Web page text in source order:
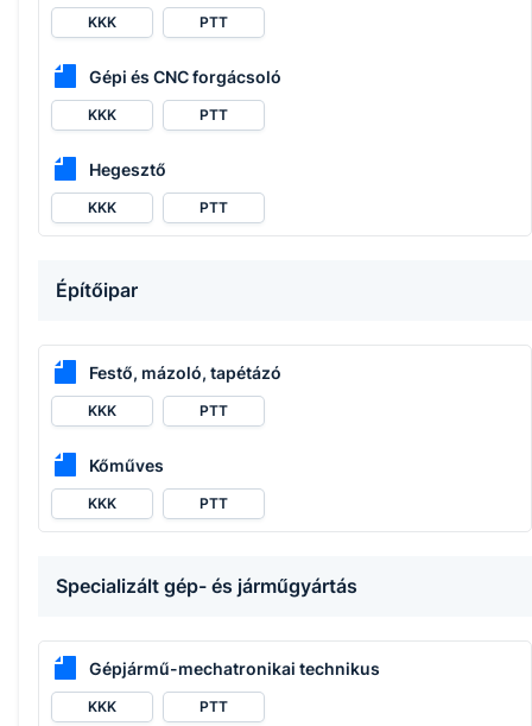
KKK PTT
Gépi és CNC forgácsoló
KKK PTT
Hegesztő
KKK PTT
Építőipar
Festő, mázoló, tapétázó
KKK PTT
Kőműves
KKK PTT
Specializált gép- és járműgyártás
Gépjármű-mechatronikai technikus
KKK PTT